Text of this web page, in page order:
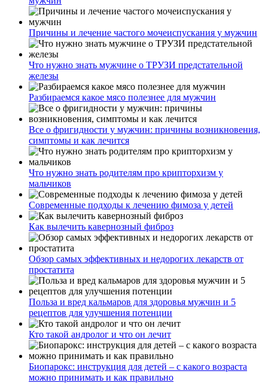
Причины и лечение частого мочеиспускания у мужчин
Что нужно знать мужчине о ТРУЗИ предстательной
железы
Разбираемся какое мясо полезнее для мужчин
Все о фригидности у мужчин: причины возникновения,
симптомы и как лечится
Что нужно знать родителям про крипторхизм у
мальчиков
Современные подходы к лечению фимоза у детей
Как вылечить кавернозный фиброз
Обзор самых эффективных и недорогих лекарств от
простатита
Польза и вред кальмаров для здоровья мужчин и 5
рецептов для улучшения потенции
Кто такой андролог и что он лечит
Биопарокс: инструкция для детей – с какого возраста
можно принимать и как правильно